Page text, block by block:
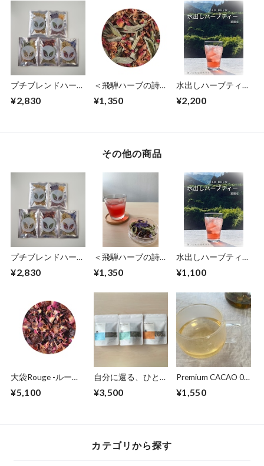
プチブレンドハーブ
¥2,830
＜飛騨ハーブの詩＞
ッとひと息
¥1,350
水出しハーブティー
シャンス スウリ-
¥2,200
その他の商品
プチブレンドハーブ
¥2,830
＜飛騨ハーブの詩＞
夏支度
¥1,350
水出しハーブティー
シャンス スウリ- 個
¥1,100
大袋Rouge -ルージ
ventセット
¥5,100
自分に還る、ひと息
レンドセット
¥3,500
Premium CACAO 02
¥1,550
カテゴリから探す